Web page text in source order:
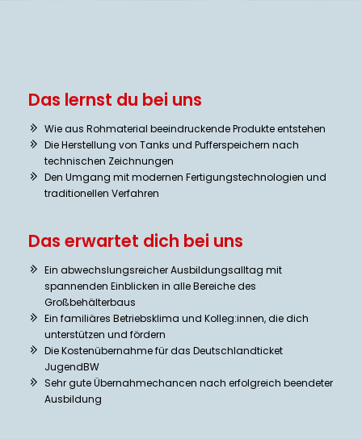
Das lernst du bei uns
Wie aus Rohmaterial beeindruckende Produkte entstehen
Die Herstellung von Tanks und Pufferspeichern nach
technischen Zeichnungen
Den Umgang mit modernen Fertigungstechnologien und
traditionellen Verfahren
Das erwartet dich bei uns
Ein abwechslungsreicher Ausbildungsalltag mit
spannenden Einblicken in alle Bereiche des
Großbehälterbaus
Ein familiäres Betriebsklima und Kolleg:innen, die dich
unterstützen und fördern
Die Kostenübernahme für das Deutschlandticket
JugendBW
Sehr gute Übernahmechancen nach erfolgreich beendeter
Ausbildung